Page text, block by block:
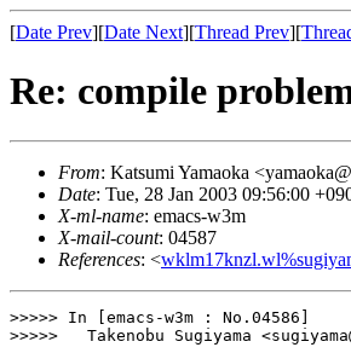
[Date Prev][Date Next][Thread Prev][
Re: compile
From: Katsumi Yamaoka
Date: Tue, 28 Jan 2003 09:56:00
X-ml-name: emacs-w3m
X-mail-count: 04587
References: <
>>>>> In [emacs-w3m : No.04586]
>>>>>	Takenobu Sugiyama <sugiyama@ae.advantest.co.jp> wrote: